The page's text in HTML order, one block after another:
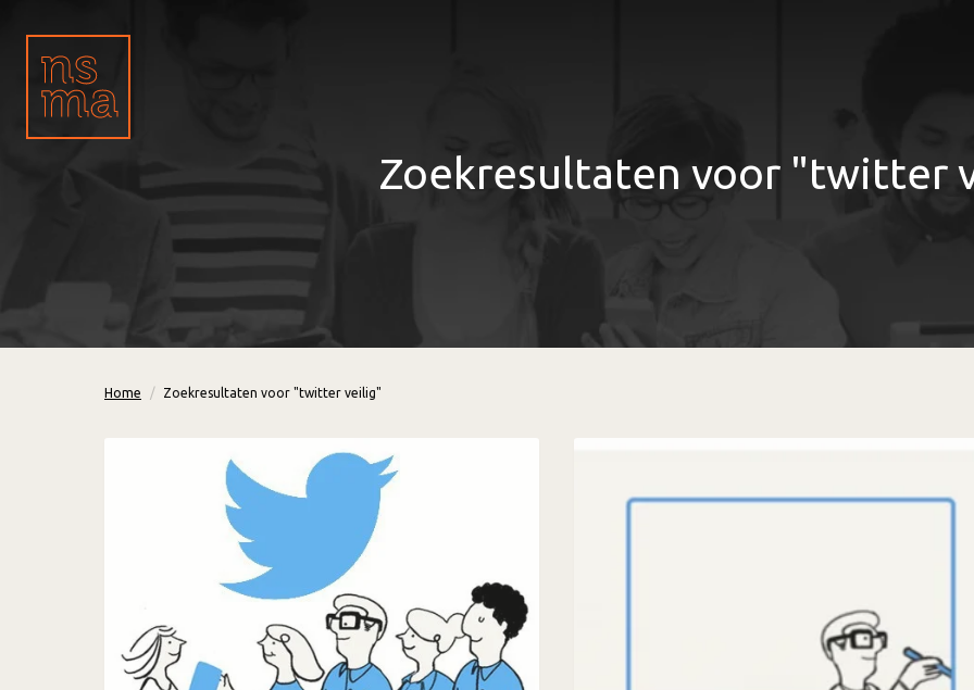
Zoekresultaten voor "twitter
Home Zoekresultaten voor "twitter veilig"